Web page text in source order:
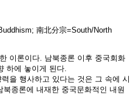
南北分宗=South/North
이론이다. 남북종론 이후 중국회화
하에 놓이게 된다.
을 행사하고 있다는 것은 그 속에 시
종론에 내재한 중국문화적인 내원